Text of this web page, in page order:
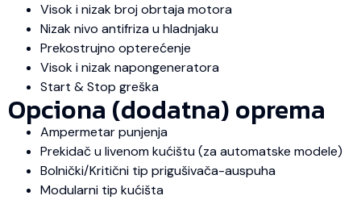
Visok i nizak broj obrtaja motora
Nizak nivo antifriza u hladnjaku
Prekostrujno opterećenje
Visok i nizak napongeneratora
Start & Stop greška
Opciona (dodatna) oprema
Ampermetar punjenja
Prekidač u livenom kućištu (za automatske modele)
Bolnički/Kritični tip prigušivača-auspuha
Modularni tip kućišta